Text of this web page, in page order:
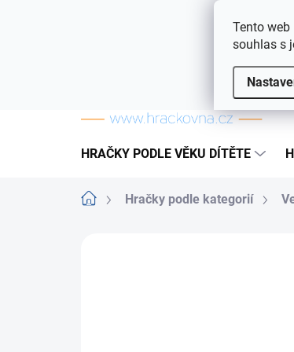
Tento
souhlas s
Často kladené
HRAČKY PODLE VĚKU DÍTĚTE
DomůHračky podle kategorií